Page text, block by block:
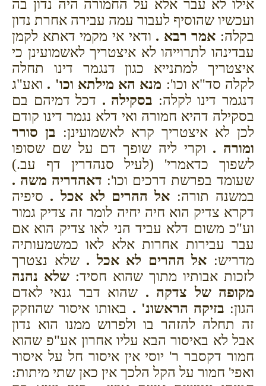
אילו לא עבר אלא על החמורה היה נדון בה
ועכשיו שהוסיף לעבור עמה עבירה אחרת נדון
בקלה: אמר רבא . ודאי אי מקמי דאתא לקמן
עבדינהו לתרוייהו לא איצטריך לאשמועינן כי
איצטריך למתנייא כגון דנגמר דינו תחלה
לקלה סד"א וכו': מנא הא מילתא וכו' . ואע"ג
דנגמר דינו לקלה: בסקילה . דכל דמיהם בם
בסקילה דהיא חמורה ואי דלא נגמר דינו קודם
לכן לא איצטריך קרא לאשמועינן: בן סורר
ומורה . וקרי ליה שופך דם על שם שסופו
לשפוך כדאמרי' (לעיל סנהדרין דף עב.)
שעומד בפרשת דרכים וכו': דאהדריה משה .
במשנה תורה: אל ההרים לא אכל . סיפיה
דקרא צדיק הוא חיה יחיה לומר זה צדיק גמור
וע"כ משום דלא עביד הני לאו צדיק הוא אם
עבר עבירות אחרות אלא לאו כמשמעותיה
מדריש: אל ההרים לא אכל . שלא נצטרך
לזכות אבותיו מתוך שהוא חסיד: שלא נהנה
מקופה של צדקה . שהוא דבר גנאי לאדם
הגון: בזיקה הראשונ' . באותו איסור שהוזקק
זה תחלה להזהר בו ולפרוש ממנו הוא נדון
אבל לא באיסור הבא עליו אחרון אע"פ שהוא
חמור דקסבר ר' יוסי אין איסור חל על איסור
ואפי' חמור על הקל הלכך אין כאן שתי מיתות: